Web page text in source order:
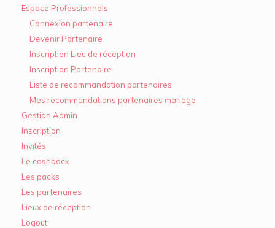
Espace Professionnels
Connexion partenaire
Devenir Partenaire
Inscription Lieu de réception
Inscription Partenaire
Liste de recommandation partenaires
Mes recommandations partenaires mariage
Gestion Admin
Inscription
Invités
Le cashback
Les packs
Les partenaires
Lieux de réception
Logout